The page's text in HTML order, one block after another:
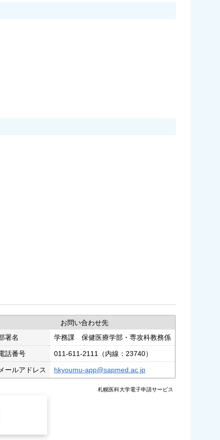
お問い合わせ先
署名
学務課 保健医療学部・専攻科教務係
話番号 011-611-2111（内線：23740）
ールアドレス hkyoumu-app@sapmed.ac.jp
札幌医科大学電子申請サービス